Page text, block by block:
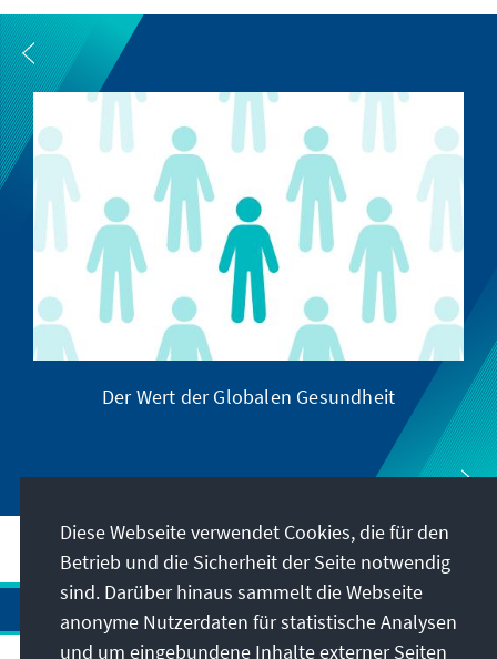
Der Wert der Globalen Gesundheit
Diese Webseite verwendet Cookies, die für den
Betrieb und die Sicherheit der Seite notwendig
sind. Darüber hinaus sammelt die Webseite
anonyme Nutzerdaten für statistische Analysen
und um eingebundene Inhalte externer Seiten